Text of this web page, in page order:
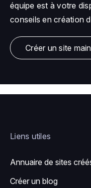
équipe est à votre
conseils en création
Créer un site
Liens utiles
Annuaire de sites
Créer un blog